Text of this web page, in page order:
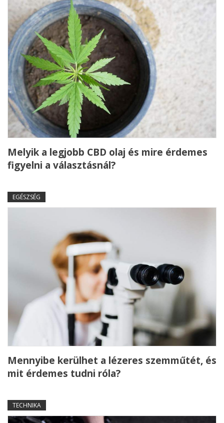
Melyik a legjobb CBD olaj és mire érdemes
figyelni a választásnál?
EGÉSZSÉG
Mennyibe kerülhet a lézeres szemműtét, és
mit érdemes tudni róla?
TECHNIKA